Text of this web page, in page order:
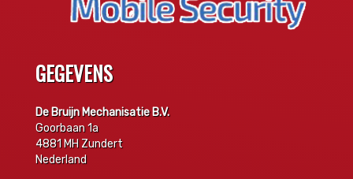
GEGEVENS
De Bruijn Mechanisatie B.V.
Goorbaan 1a
4881 MH Zundert
Nederland